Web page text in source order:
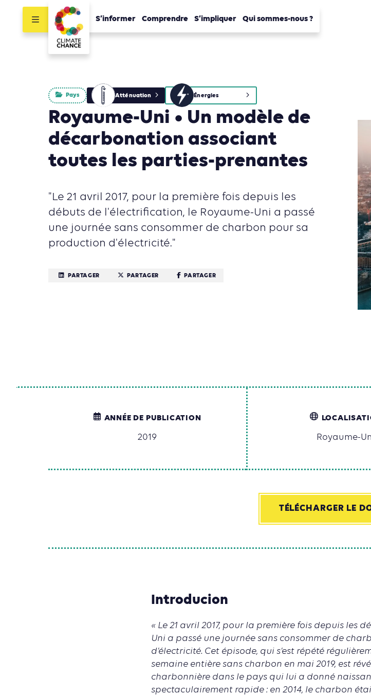
S’informer Comprendre S’impliquer Qui sommes-nous ?
Pays Atténuation Énergies
Royaume-Uni • Un modèle de
décarbonation associant
toutes les parties-prenantes
"Le 21 avril 2017, pour la première fois depuis les
débuts de l'électrification, le Royaume-Uni a passé
une journée sans consommer de charbon pour sa
production d'électricité."
PARTAGER PARTAGER PARTAGER
ANNÉE DE PUBLICATION
2019 Royaume-
TÉLÉCHARGER LE
Introducion
« Le 21 avril 2017, pour la première fois depuis les
Uni a passé une journée sans consommer de
d’électricité. Cet épisode, qui s’est répété
semaine entière sans charbon en mai 2019, est
charbonnière dans le pays qui lui a donné
spectaculairement rapide : en 2014, le charbon